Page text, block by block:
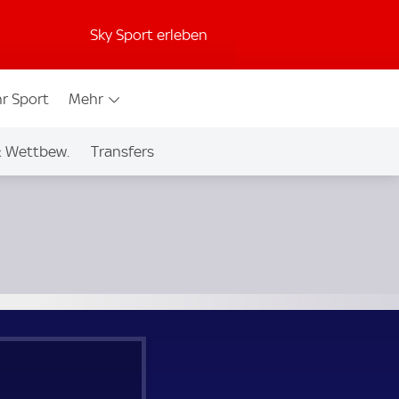
Sky Sport erleben
Sport Mehr
Wettbew. Transfers